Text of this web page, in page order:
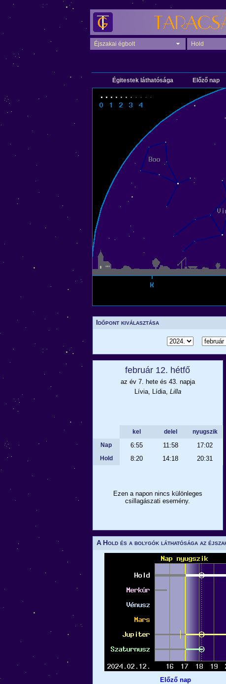
Éjszakai égbolt Hold
Égitestek láthatósága Előző nap
Időpont kiválasztása
február 12. hétfő
az év 7. hete és 43. napja
Lívia, Lídia, Lilla
kel delel
nyugszik
Nap
6:55 11:58 17:02
Hold 8:20 14:18 20:31
Ezen a napon nincs különleges
csillagászati esemény.
A Hold és a bolygók láthatósága az
Előző nap